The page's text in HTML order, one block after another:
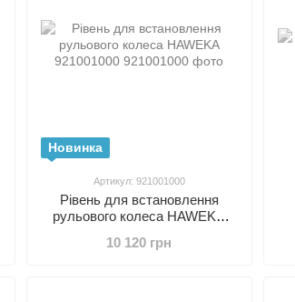
Новинка
Артикул: 921001000
Рівень для встановлення
рульового колеса HAWEKA
10 120 грн